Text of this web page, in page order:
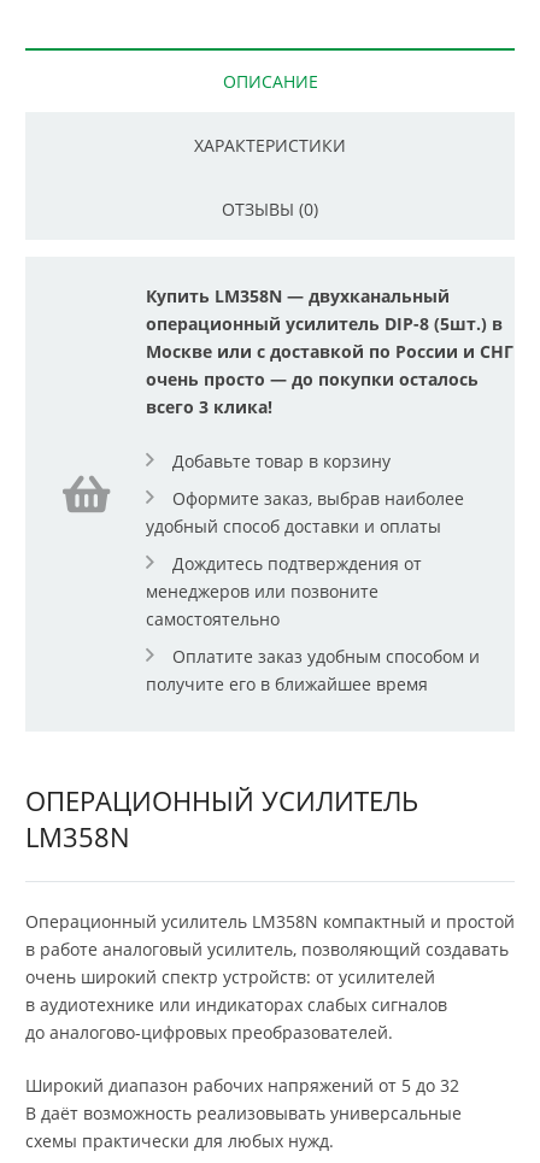
ОПИСАНИЕ
ХАРАКТЕРИСТИКИ
ОТЗЫВЫ (0)
Купить LM358N — двухканальный
операционный усилитель DIP-8 (5шт.) в
Москве или с доставкой по России и СНГ
очень просто — до покупки осталось
всего 3 клика!
Добавьте товар в корзину
Оформите заказ, выбрав наиболее
удобный способ доставки и оплаты
Дождитесь подтверждения от
менеджеров или позвоните
самостоятельно
Оплатите заказ удобным способом и
получите его в ближайшее время
ОПЕРАЦИОННЫЙ УСИЛИТЕЛЬ
LM358N
Операционный усилитель LM358N компактный и простой
в работе аналоговый усилитель, позволяющий создавать
очень широкий спектр устройств: от усилителей
в аудиотехнике или индикаторах слабых сигналов
до аналогово-цифровых преобразователей.
Широкий диапазон рабочих напряжений от 5 до 32
В даёт возможность реализовывать универсальные
схемы практически для любых нужд.